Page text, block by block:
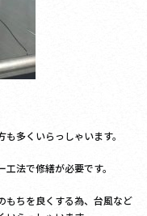
多くいらっしゃいます。
法で修繕が必要です。
もちを良くする為、台風など